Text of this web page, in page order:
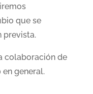
que se
prevista.
colaboración de
general.